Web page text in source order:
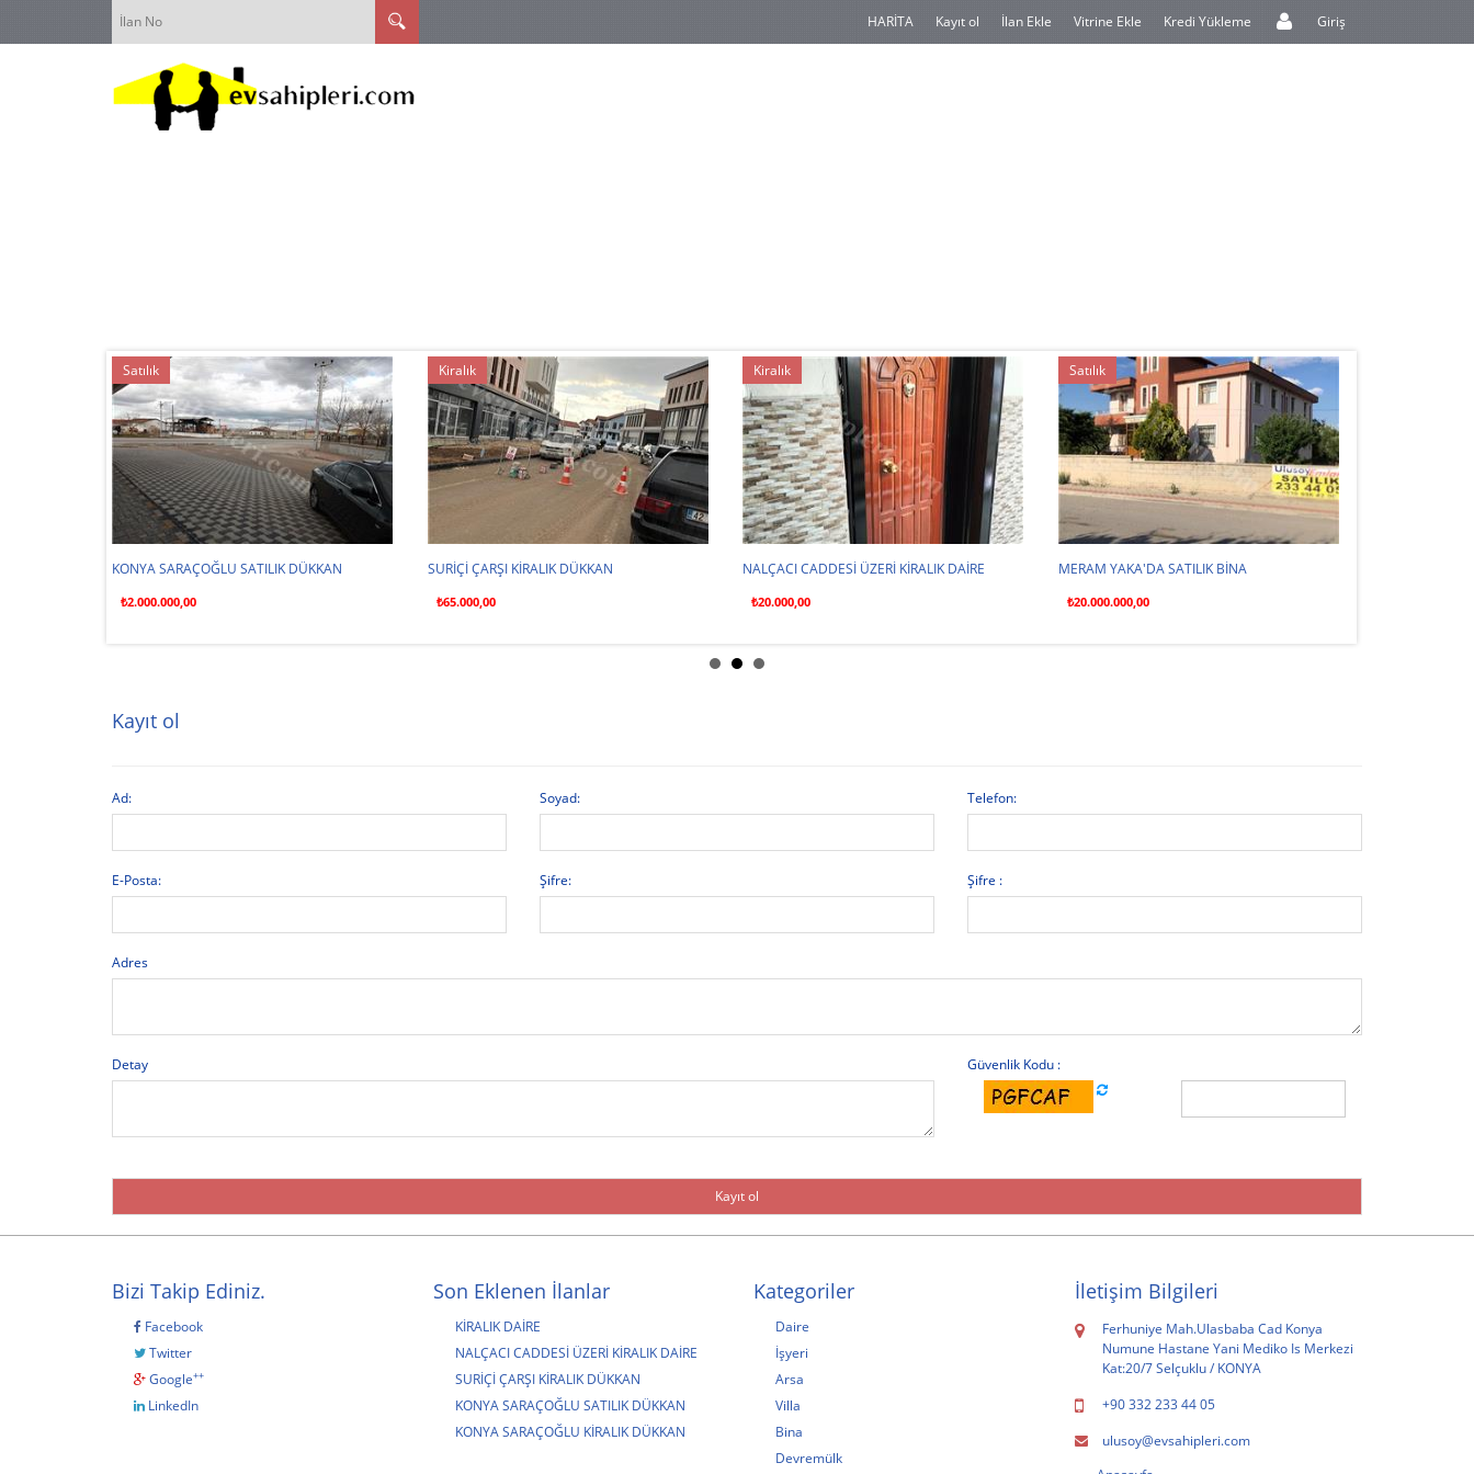
Giriş
HARİTA Kayıt ol İlan Ekle Vitrine Ekle Kredi Yükleme
Satılık
KONYA SARAÇOĞLU SATILIK DÜKKAN
₺2.000.000,00
Kiralık
SURİÇİ ÇARŞI KİRALIK DÜKKAN
₺65.000,00
Kiralık
NALÇACI CADDESİ ÜZERİ KİRALIK DAİRE
₺20.000,00
Satılık
MERAM YAKA'DA SATILIK BİNA
₺20.000.000,00
Kayıt ol
Ad: Soyad: Telefon:
E-Posta: Şifre: Şifre :
Adres
Detay Güvenlik Kodu :
Bizi Takip Ediniz.
Facebook
Twitter
Google++
LinkedIn
Son Eklenen İlanlar
KİRALIK DAİRE
NALÇACI CADDESİ ÜZERİ KİRALIK DAİRE
SURİÇİ ÇARŞI KİRALIK DÜKKAN
KONYA SARAÇOĞLU SATILIK DÜKKAN
KONYA SARAÇOĞLU KİRALIK DÜKKAN
Kategoriler
Daire
İşyeri
Arsa
Villa
Bina
Devremülk
İletişim Bilgileri
Ferhuniye Mah.Ulasbaba Cad Konya
Numune Hastane Yani Mediko Is Merkezi
Kat:20/7 Selçuklu / KONYA
+90 332 233 44 05
ulusoy@evsahipleri.com